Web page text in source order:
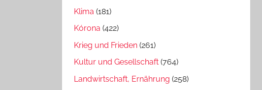
Klima (181)
Kórona (422)
Krieg und Frieden (261)
Kultur und Gesellschaft (764)
Landwirtschaft, Ernährung (258)